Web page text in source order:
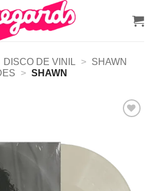
DISCO DE VINIL >
SHAWN
> SHAWN